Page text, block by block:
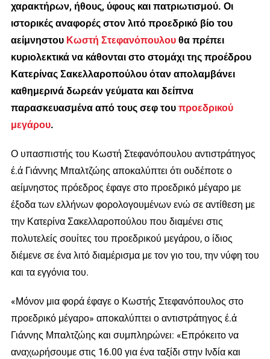
χαρακτήρων, ήθους, ύφους και πατριωτισμού. Οι
ιστορικές αναφορές στον λιτό προεδρικό βίο του
αείμνηστουΚωστή Στεφανόπουλουθα πρέπει
κυριολεκτικά να κάθονται στο στομάχι της προέδρου
Κατερίνας Σακελλαροπούλου όταν απολαμβάνει
καθημερινά δωρεάν γεύματα και δείπνα
παρασκευασμένα από τους σεφ του προεδρικού
μεγάρου.
Ο υπασπιστής του Κωστή Στεφανόπουλου αντιστράτηγος
έ.ά Γιάννης Μπαλτζώης αποκαλύπτει ότι ουδέποτε ο
αείμνηστος πρόεδρος έφαγε στο προεδρικό μέγαρο με
έξοδα των ελλήνων φορολογουμένων ενώ σε αντίθεση με
την Κατερίνα Σακελλαροπούλου που διαμένει στις
πολυτελείς σουίτες του προεδρικού μεγάρου, ο ίδιος
διέμενε σε ένα λιτό διαμέρισμα με τον γιο του, την νύφη του
και τα εγγόνια του.
«Μόνον μια φορά έφαγε ο Κωστής Στεφανόπουλος στο
προεδρικό μέγαρο» αποκαλύπτει ο αντιστράτηγος έ.ά
Γιάννης Μπαλτζώης και συμπληρώνει: «Επρόκειτο να
αναχωρήσουμε στις 16.00 για ένα ταξίδι στην Ινδία και